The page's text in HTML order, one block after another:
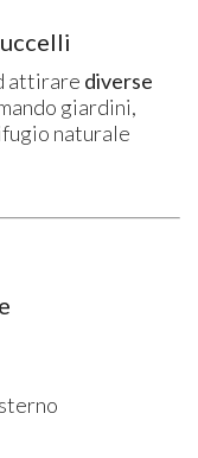
attirare diverse
giardini,
naturale